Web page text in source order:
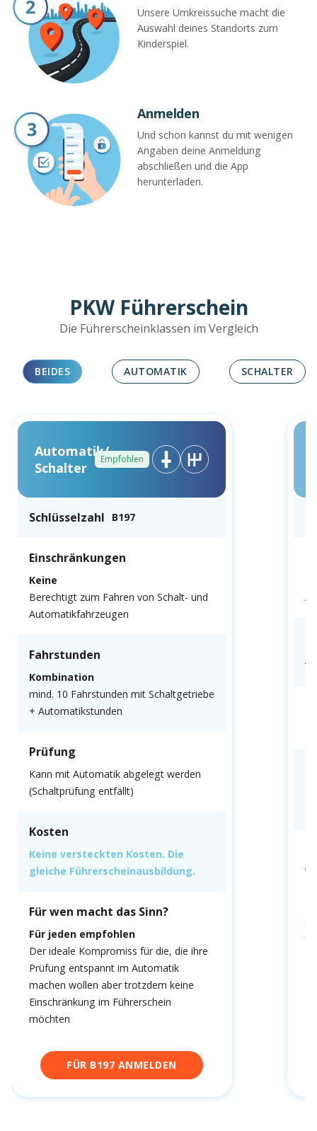
Unsere Umkreissuche macht die
Auswahl deines Standorts zum
Kinderspiel.
Anmelden
Und schon kannst du mit wenigen
Angaben deine Anmeldung
abschließen und die App
herunterladen.
PKW Führerschein
Die Führerscheinklassen im Vergleich
BEIDES AUTOMATIK SCHALTER
Automatik/
Schalter
Empfohlen
Schlüsselzahl B197
Einschränkungen
Keine
Berechtigt zum Fahren von Schalt- und
Automatikfahrzeugen
Fahrstunden
Kombination
mind. 10 Fahrstunden mit Schaltgetriebe
+ Automatikstunden
Prüfung
Kann mit Automatik abgelegt werden
(Schaltprüfung entfällt)
Kosten
Keine versteckten Kosten. Die
gleiche Führerscheinausbildung.
Für wen macht das Sinn?
Für jeden empfohlen
Der ideale Kompromiss für die, die ihre
Prüfung entspannt im Automatik
machen wollen aber trotzdem keine
Einschränkung im Führerschein
möchten
FÜR B197 ANMELDEN